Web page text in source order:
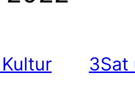
3Sat